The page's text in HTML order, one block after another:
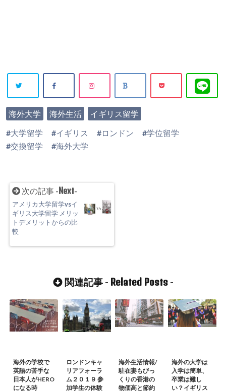
Undefined
array key
"Twitter" i
m/public_
html/wp-c
ontent/plu
nt-cache.p
hpon line
海外大学 海外生活
イギリス留学
大学留学
イギリス ロンドン
学位留学
交換留学
海外大学
次の記事 - Next-
アメリカ大学留学vsイ
ギリス大学留学 メリッ
トデメリットからの比
較
関連記事 - Related Posts-
海外の学校で
英語の苦手な
日本人がHERO
になる時
ロンドンキャ
リアフォーラ
ム２０１９ 参
加学生の体験
海外生活情報/
駐在妻もびっ
くりの香港の
物価高と節約
海外の大学は
入学は簡単、
卒業は難し
い？イギリス